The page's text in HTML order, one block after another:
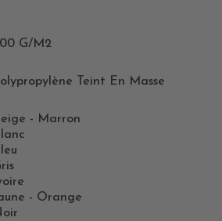
G/m2
Teint En Masse
- Marron
- Orange